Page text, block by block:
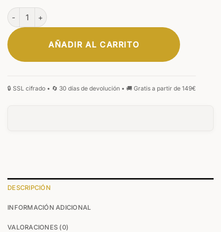
Set Primus Natura cantidad
AÑADIR AL CARRITO
DESCRIPCIÓN
INFORMACIÓN ADICIONAL
VALORACIONES (0)